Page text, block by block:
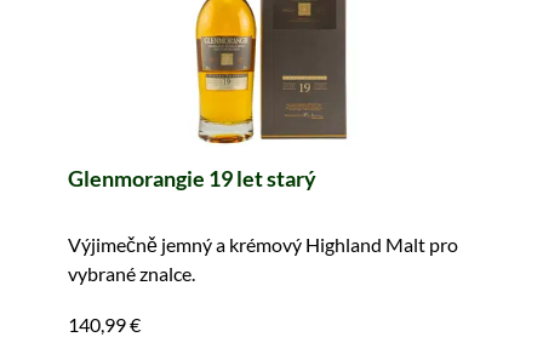
Glenmorangie 19 let starý
Výjimečně jemný a krémový Highland Malt pro
vybrané znalce.
140,99 €